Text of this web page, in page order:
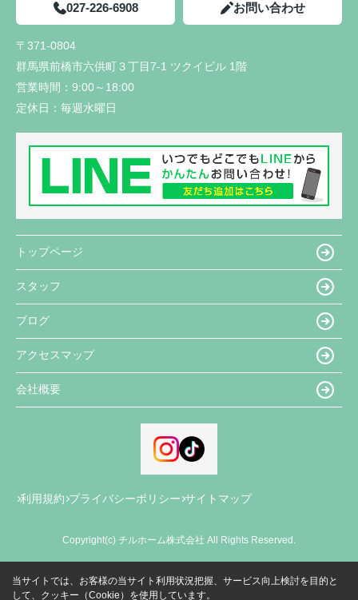
027-226-6908 お問い合わせ
〒371-0804
群馬県前橋市六供町３丁目7-1 ツクイビル 1階
営業時間： 9:00～18:00
定休日： 毎週水曜日
トップページ
スタッフ
ブログ
アクセスマップ
会社概要
利用規約 プライバシーポリシー サイトマップ
Copyright(c) チルホーム株式会社 All Rights Reserved.
当サイトでは、お客様の当サイト利用状況把握、サービス向上検討を目的と
して、クッキー（Cookie）を使用しています。